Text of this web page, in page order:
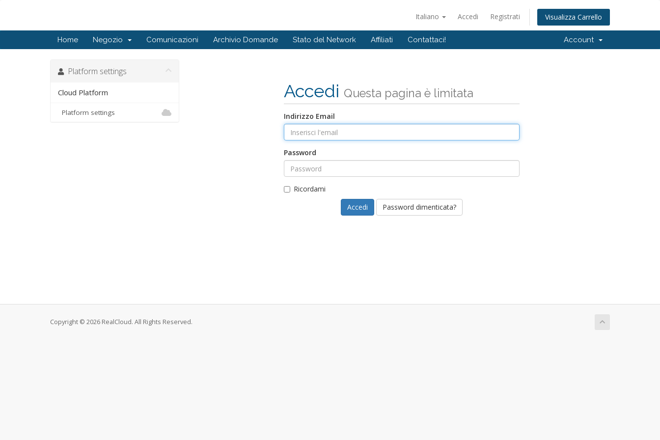
Italiano Accedi Registrati Visualizza Carrello
Home Negozio Comunicazioni Archivio Domande Stato del Network Affiliati Contattaci! Account
Accedi Questa pagina è limitata
Indirizzo Email
Password
Ricordami
Password dimenticata?
Platform settings
Cloud Platform
Platform settings
Copyright © 2026 RealCloud. All Rights Reserved.